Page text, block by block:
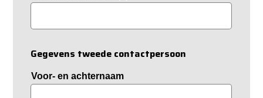
Gegevens tweede contactpersoon
Voor- en achternaam